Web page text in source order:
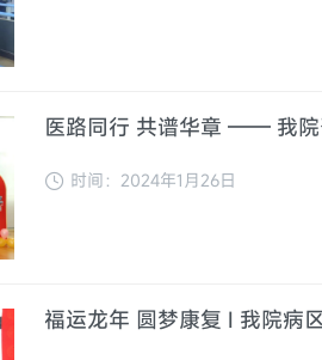
时间：2024年1月26日
福运龙年 圆梦康复 I 我院病